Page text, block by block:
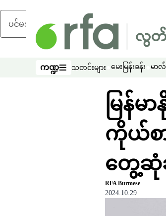
ပင်မအကြောင်းအရာသို့ ကျော်ရန်
ကဏ္ဍ
ကဏ္ဍ သတင်းများ မေးမြန်းခန်း မာ
မြန်
ကိုယ်စ
တွေ့ဆုံ
RFA Burmese
2024.10.29